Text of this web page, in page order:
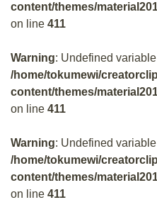
content/themes/
on line 411
Warning: Undefined
/home/tokumewi/
content/themes/
on line 411
Warning: Undefined
/home/tokumewi/
content/themes/
on line 411